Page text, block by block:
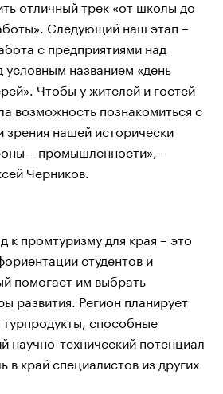
отличный трек «от школы до
Следующий наш этап –
с предприятиями над
названием «день
Чтобы у жителей и гостей
возможность познакомиться с
зрения нашей исторически
– промышленности», -
Черников.
к промтуризму для края – это
студентов и
помогает им выбрать
развития. Регион планирует
турпродукты, способные
научно-технический потенциал
в край специалистов из других